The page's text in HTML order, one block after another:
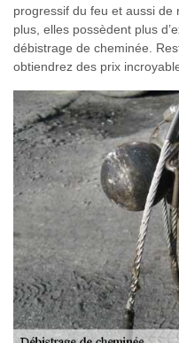
progressif du feu et aussi de
plus, elles possèdent plus
débistrage de cheminée.
obtiendrez des prix